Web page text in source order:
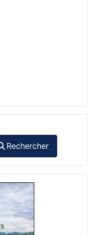
Rechercher